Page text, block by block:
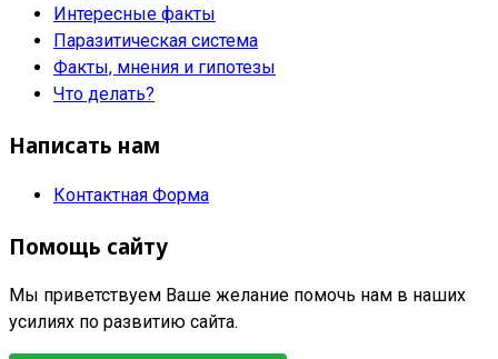
Интересные факты
Паразитическая система
Факты, мнения и гипотезы
Что делать?
Написать нам
Контактная Форма
Помощь сайту
Мы приветствуем Ваше желание помочь нам в наших
усилиях по развитию сайта.